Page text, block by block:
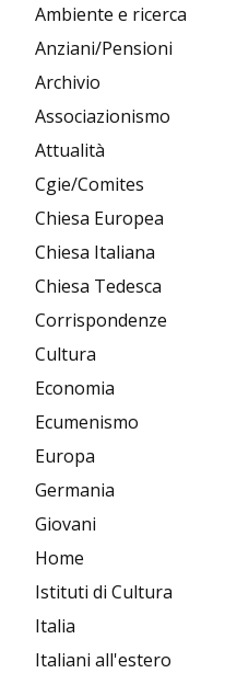
Ambiente e ricerca
Anziani/Pensioni
Archivio
Associazionismo
Attualità
Cgie/Comites
Chiesa Europea
Chiesa Italiana
Chiesa Tedesca
Corrispondenze
Cultura
Economia
Ecumenismo
Europa
Germania
Giovani
Home
Istituti di Cultura
Italia
Italiani all'estero